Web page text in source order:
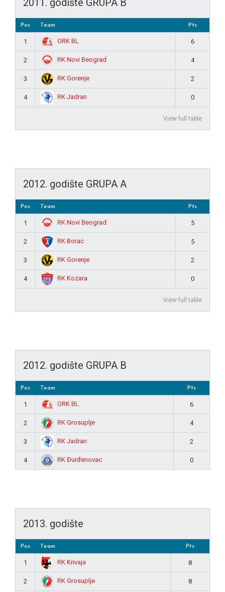
2011. godište GRUPA B
Pos Team Pts
1 ORK BL 6
2 RK Novi Beograd 4
3 RK Gorenje 2
4 RK Jadran 0
View full table
2012. godište GRUPA A
Pos Team Pts
1 RK Novi Beograd 5
2 RK Borac 5
3 RK Gorenje 2
4 RK Kozara 0
View full table
2012. godište GRUPA B
Pos Team Pts
1 ORK BL 6
2 RK Grosuplje 4
3 RK Jadran 2
4 RK Đurđenovac 0
2013. godište
Pos Team Pts
1 RK Krivaja 8
2 RK Grosuplje 8